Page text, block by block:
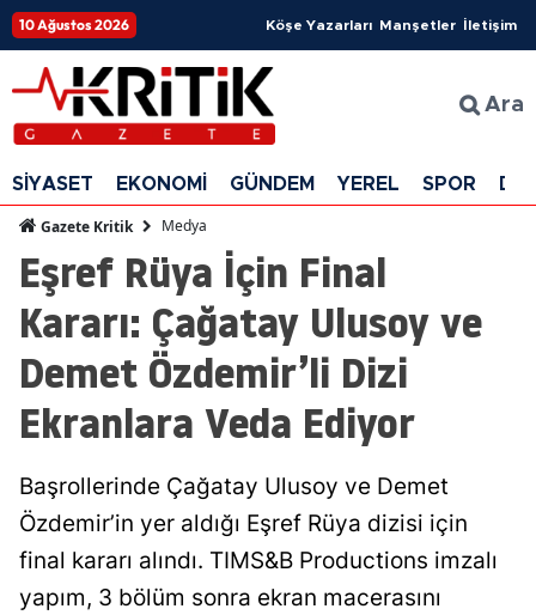
10 Ağustos 2026 Köşe Yazarları Manşetler İletişim
Ara
SİYASET EKONOMİ GÜNDEM YEREL SPOR
Gazete Kritik Medya
Eşref Rüya İçin Final
Kararı: Çağatay Ulusoy ve
Demet Özdemir’li Dizi
Ekranlara Veda Ediyor
Başrollerinde Çağatay Ulusoy ve Demet
Özdemir’in yer aldığı Eşref Rüya dizisi için
final kararı alındı. TIMS&B Productions imzalı
yapım, 3 bölüm sonra ekran macerasını